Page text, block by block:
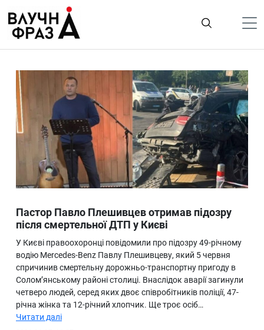
содержимому
Життя
Лайфстайл
ТехноНаука
Людина
Ukraine
Про нас
Пастор Павло Плешивцев отримав підозру
після смертельної ДТП у Києві
У Києві правоохоронці повідомили про підозру 49-річному
водію Mercedes-Benz Павлу Плешивцеву, який 5 червня
спричинив смертельну дорожньо-транспортну пригоду в
Солом’янському районі столиці. Внаслідок аварії загинули
четверо людей, серед яких двоє співробітників поліції, 47-
річна жінка та 12-річний хлопчик. Ще троє осіб…
Читати далі